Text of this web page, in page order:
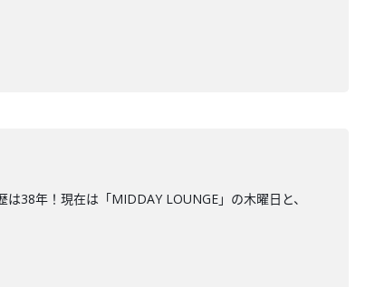
38年！現在は「MIDDAY LOUNGE」の木曜日と、